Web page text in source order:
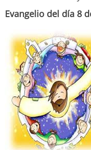
Evangelio del día 8